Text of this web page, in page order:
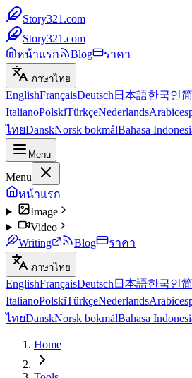
Story321.com
Story321.com
หน้าแรก
Blog ราคา
ภาษาไทย
EnglishFrançaisDeutsch 日本語한국인
ItalianoPolskiTürkçeNederlandsArabic
ไทยDanskNorsk bokmålBahasa
Menu
Menu
หน้าแรก
Image
Video
Writing
Blog ราคา
ภาษาไทย
EnglishFrançaisDeutsch 日本語한국인
ItalianoPolskiTürkçeNederlandsArabic
ไทยDanskNorsk bokmålBahasa
Home